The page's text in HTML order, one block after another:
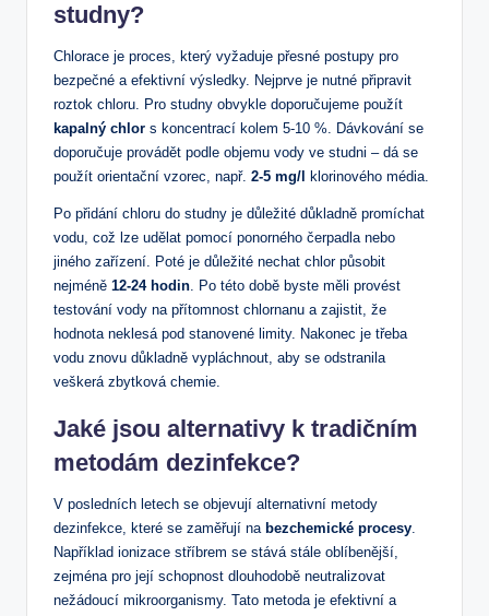
studny?
Chlorace je proces, který vyžaduje přesné postupy pro
bezpečné a efektivní výsledky. Nejprve je nutné připravit
roztok chloru. Pro studny obvykle doporučujeme použít
kapalný chlor s koncentrací kolem 5-10 %. Dávkování se
doporučuje provádět podle objemu vody ve studni – dá se
použít orientační vzorec, např. 2-5 mg/l klorinového média.
Po přidání chloru do studny je důležité důkladně promíchat
vodu, což lze udělat pomocí ponorného čerpadla nebo
jiného zařízení. Poté je důležité nechat chlor působit
nejméně 12-24 hodin. Po této době byste měli provést
testování vody na přítomnost chlornanu a zajistit, že
hodnota neklesá pod stanovené limity. Nakonec je třeba
vodu znovu důkladně vypláchnout, aby se odstranila
veškerá zbytková chemie.
Jaké jsou alternativy k tradičním
metodám dezinfekce?
V posledních letech se objevují alternativní metody
dezinfekce, které se zaměřují na bezchemické procesy.
Například ionizace stříbrem se stává stále oblíbenější,
zejména pro její schopnost dlouhodobě neutralizovat
nežádoucí mikroorganismy. Tato metoda je efektivní a